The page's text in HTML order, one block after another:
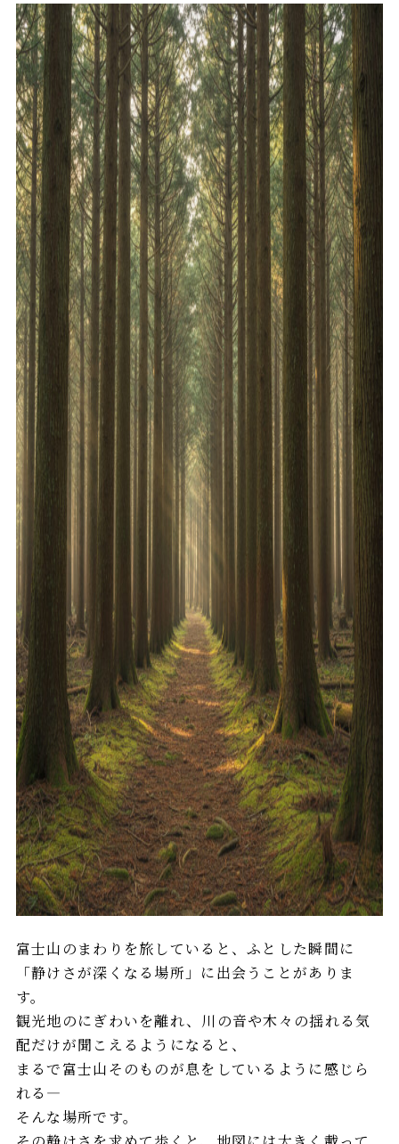
富士山のまわりを旅していると、ふとした瞬間に
「静けさが深くなる場所」に出会うことがありま
す。
観光地のにぎわいを離れ、川の音や木々の揺れる気
配だけが聞こえるようになると、
まるで富士山そのものが息をしているように感じら
れる—
そんな場所です。